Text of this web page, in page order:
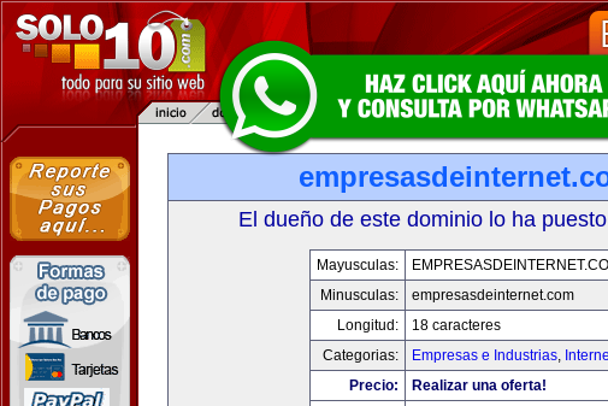
El dueño de este dominio lo ha
Mayusculas:
Minusculas:
empresasdeinternet.com
Longitud:
18 caracteres
Categorias:
Empresas e Industrias,
Precio:
Realizar una oferta!